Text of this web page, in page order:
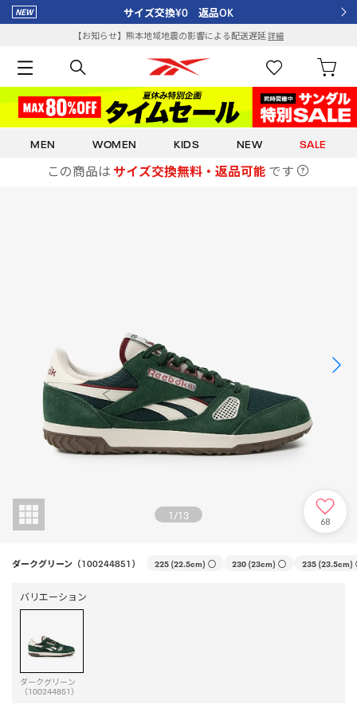
サイズ交換¥0 返品OK
【お知らせ】熊本地域地震の影響による配送遅延詳細
MEN WOMEN KIDS NEW SALE
この商品は サイズ交換無料・返品可能 です
1/13 68
ダークグリーン（100244851） 225 (22.5cm) ○ 230 (23cm) ○ 235 (23.5cm)
バリエーション
ダークグリーン
（100244851）